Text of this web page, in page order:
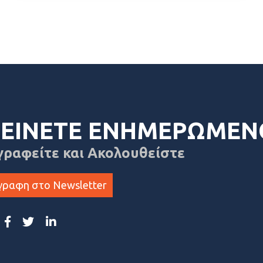
και Ακολουθείστε
στο Newsletter